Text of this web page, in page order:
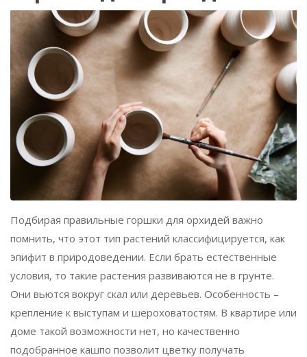
Подбирая правильные горшки для орхидей важно
помнить, что этот тип растений классифицируется, как
эпифит в природоведении. Если брать естественные
условия, то такие растения развиваются не в грунте.
Они вьются вокруг скал или деревьев. Особенность –
крепление к выступам и шероховатостям. В квартире или
доме такой возможности нет, но качественно
подобранное кашпо позволит цветку получать